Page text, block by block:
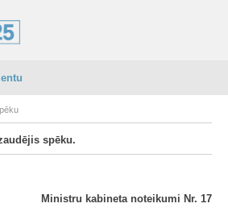
spēku.
Ministru kabineta noteikumi Nr. 17